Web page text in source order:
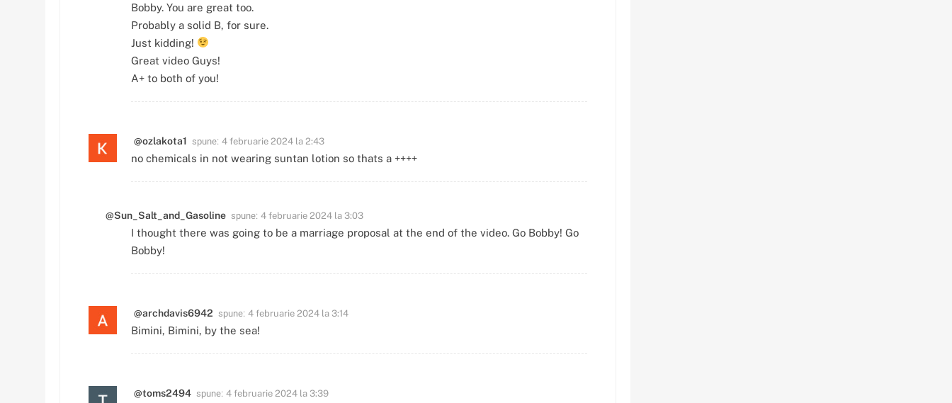
Bobby. You are great too.
Probably a solid B, for sure.
Just kidding!
Great video Guys!
A+ to both of you!
@ozlakota1 spune: 4 februarie 2024 la 2:43
no chemicals in not wearing suntan lotion so thats a ++++
@Sun_Salt_and_Gasoline spune: 4 februarie 2024 la 3:03
I thought there was going to be a marriage proposal at the end of the video. Go Bobby! Go
Bobby!
@archdavis6942 spune: 4 februarie 2024 la 3:14
Bimini, Bimini, by the sea!
@toms2494 spune: 4 februarie 2024 la 3:39